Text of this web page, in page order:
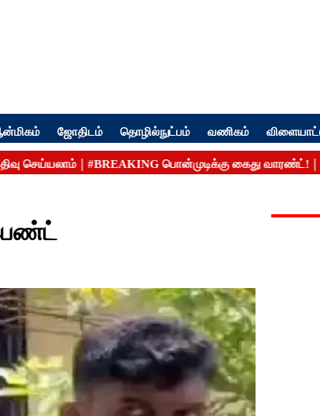
ஜோதிடம் தொழில்நுட்பம் வணிகம்